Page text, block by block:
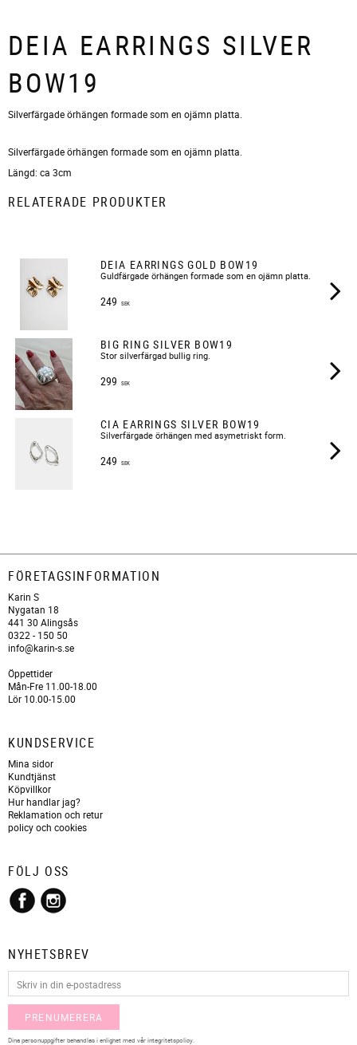
DEIA EARRINGS SILVER
BOW19
Silverfärgade örhängen formade som en ojämn platta.
Silverfärgade örhängen formade som en ojämn platta.
Längd: ca 3cm
RELATERADE PRODUKTER
DEIA EARRINGS GOLD BOW19
​Guldfärgade örhängen formade som en ojämn platta.
249 SEK
BIG RING SILVER BOW19
Stor silverfärgad bullig ring.
299 SEK
CIA EARRINGS SILVER BOW19
​Silverfärgade örhängen med asymetriskt form.
249 SEK
FÖRETAGSINFORMATION
Karin S
Nygatan 18
441 30 Alingsås
0322 - 150 50
info@karin-s.se
Öppettider
Mån-Fre 11.00-18.00
Lör 10.00-15.00
KUNDSERVICE
Mina sidor
Kundtjänst
Köpvillkor
Hur handlar jag?
Reklamation och retur
policy och cookies
FÖLJ OSS
NYHETSBREV
PRENUMERERA
Dina personuppgifter behandlas i enlighet med vårintegritetspolicy